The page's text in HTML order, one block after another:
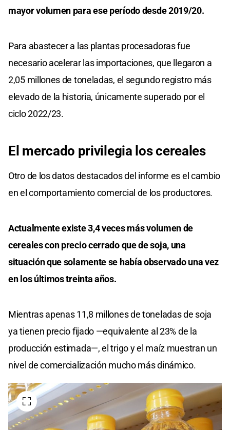
mayor volumen para ese período desde 2019/20.
Para abastecer a las plantas procesadoras fue
necesario acelerar las importaciones, que llegaron a
2,05 millones de toneladas, el segundo registro más
elevado de la historia, únicamente superado por el
ciclo 2022/23.
El mercado privilegia los cereales
Otro de los datos destacados del informe es el cambio
en el comportamiento comercial de los productores.
Actualmente existe 3,4 veces más volumen de
cereales con precio cerrado que de soja, una
situación que solamente se había observado una vez
en los últimos treinta años.
Mientras apenas 11,8 millones de toneladas de soja
ya tienen precio fijado —equivalente al 23% de la
producción estimada—, el trigo y el maíz muestran un
nivel de comercialización mucho más dinámico.